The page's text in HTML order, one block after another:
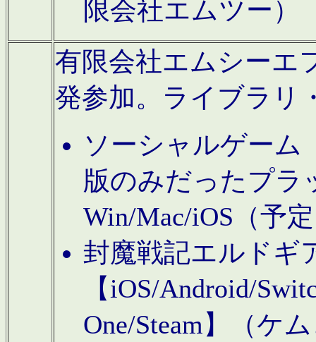
限会社エムツー）
有限会社エムシーエ
発参加。ライブラリ
ソーシャルゲーム
版のみだったプラ
Win/Mac/iOS（予
封魔戦記エルドギ
【iOS/Android/
One/Steam】（ケ